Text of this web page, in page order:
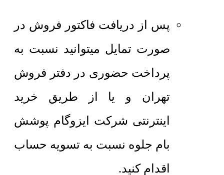
پس از دریافت فاکتور فروش در
صورت تمایل میتوانید نسبت به
پرداخت حضوری در دفتر فروش
تهران و یا از طریق خرید
اینترنتی شرکت ایزوگام پوشش
بام جلوه نسبت به تسویه حساب
اقدام کنید.